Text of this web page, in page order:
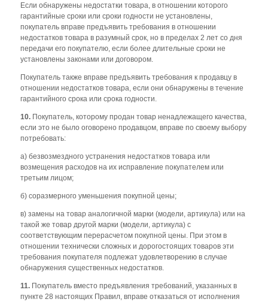
Если обнаружены недостатки товара, в отношении которого
гарантийные сроки или сроки годности не установлены,
покупатель вправе предъявить требования в отношении
недостатков товара в разумный срок, но в пределах 2 лет со дня
передачи его покупателю, если более длительные сроки не
установлены законами или договором.
Покупатель также вправе предъявить требования к продавцу в
отношении недостатков товара, если они обнаружены в течение
гарантийного срока или срока годности.
10. Покупатель, которому продан товар ненадлежащего качества,
если это не было оговорено продавцом, вправе по своему выбору
потребовать:
а) безвозмездного устранения недостатков товара или
возмещения расходов на их исправление покупателем или
третьим лицом;
б) соразмерного уменьшения покупной цены;
в) замены на товар аналогичной марки (модели, артикула) или на
такой же товар другой марки (модели, артикула) с
соответствующим перерасчетом покупной цены. При этом в
отношении технически сложных и дорогостоящих товаров эти
требования покупателя подлежат удовлетворению в случае
обнаружения существенных недостатков.
11. Покупатель вместо предъявления требований, указанных в
пункте 28 настоящих Правил, вправе отказаться от исполнения